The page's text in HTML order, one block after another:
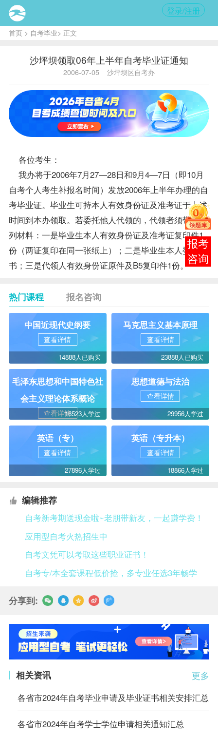
登录/注册
首页> 自考毕业> 正文
沙坪坝领取06年上半年自考毕业证通知
2006-07-05 沙坪坝区自考办
各位考生：
我办将于2006年7月27—28日和9月4—7日（即10月
自考个人考生补报名时间）发放2006年上半年办理的自
考毕业证。 毕业生可持本人有效身份证及准考证于上述
时间到本办领取。若委托他人代领的，代领者须带齐下
列材料：一是毕业生本人有效身份证及准考证复印件1
份（两证复印在同一张纸上）；二是毕业生本人委托
书；三是代领人有效身份证原件及B5复印件1份。
热门课程 报名咨询
中国近现代史纲要
查看详情
14888人已购买
马克思主义基本原理
查看详情
23888人已购买
毛泽东思想和中国特色社
会主义理论体系概论
查看详情16523人学过
思想道德与法治
查看详情
29956人学过
英语（专）
查看详情
27896人学过
英语（专升本）
查看详情
18866人学过
编辑推荐
自考新考期送现金啦~老朋带新友，一起赚学费！
应用型自考火热招生中
自考文凭可以考取这些职业证书！
自考专/本全套课程低价抢，多专业任选3年畅学
分享到:
更多
相关资讯
各省市2024年自考毕业申请及毕业证书相关安排汇总
各省市2024年自考学士学位申请相关通知汇总
在线
客服